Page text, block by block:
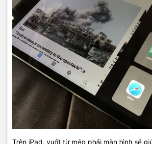
Trên iPad, vuốt từ mép phải màn hình sẽ